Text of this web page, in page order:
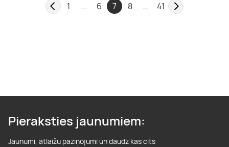
1 ... 6 7 8 ... 41
Pieraksties jaunumiem:
Jaunumi, atlaižu paziņojumi un daudz kas cits